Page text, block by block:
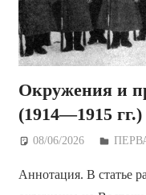
Окружения и
(1914—1915 гг.)
08/06/2026
Аннотация. В статье